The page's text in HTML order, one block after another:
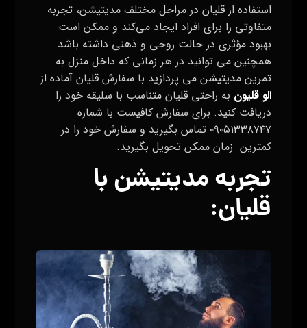
استفاده از قلیان در مراحل مختلف مدیتیشن، تجربه
متفاوتی را برای افراد ایجاد می‌کند و ممکن است
بهبود مؤثری در حالت روحی و ذهنی داشته باشد.
همچنین می توانید در هر زمانی که داخل منزل به
تمرین مدیتیشن می پردازید با سفارش قلیان آماده از
الو قلیون به راحتی قلیان متناسب با سلیقه خود را
دریافت کنید. برای سفارش کافیست با شماره
۰۹۰۵۱۳۳۸۷۴۷ تماس بگیرید و سفارش خود را در
کمترین زمان ممکن تحویل بگیرید.
تجربه مدیتیشن با
قلیان: